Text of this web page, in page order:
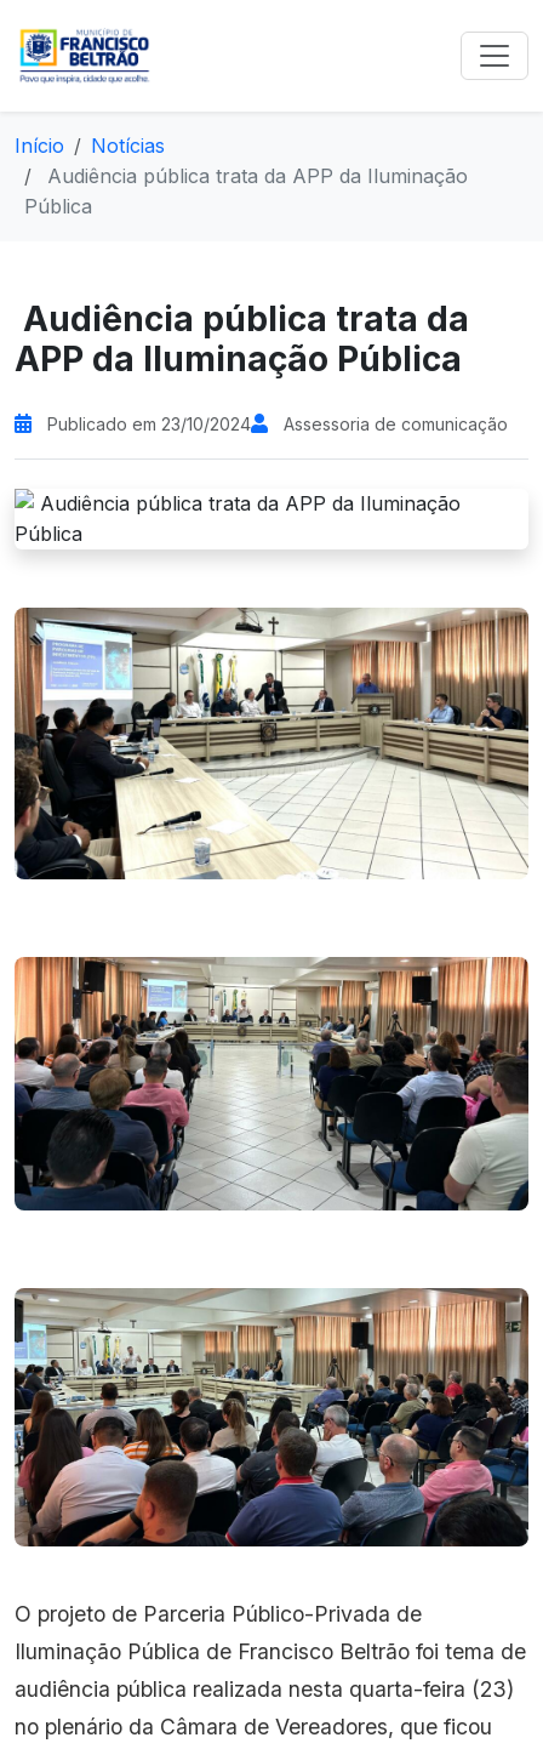
Início
Notícias
Audiência pública trata da APP da Iluminação
Pública
Audiência pública trata da
APP da Iluminação Pública
Publicado em 23/10/2024 Assessoria de comunicação
O projeto de Parceria Público-Privada de
Iluminação Pública de Francisco Beltrão foi tema de
audiência pública realizada nesta quarta-feira (23)
no plenário da Câmara de Vereadores, que ficou